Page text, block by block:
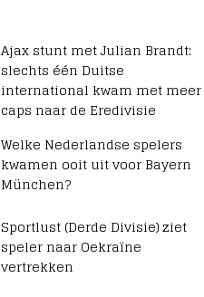
Ajax stunt met Julian Brandt:
slechts één Duitse
international kwam met meer
caps naar de Eredivisie
Welke Nederlandse spelers
kwamen ooit uit voor Bayern
München?
Sportlust (Derde Divisie) ziet
speler naar Oekraïne
vertrekken